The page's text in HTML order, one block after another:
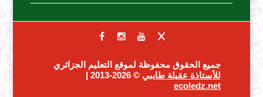
جميع الحقوق محفوظة لموقع التعليم الجزائري
للأستاذة عقيلة طايبي © 2026-2013 |
ecoledz.net